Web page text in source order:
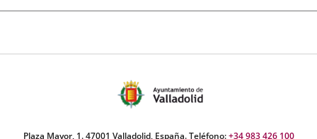
Busunauna
Plaza Mayor, 1. 47001 Valladolid, España. Teléfono:+34 983 426 100